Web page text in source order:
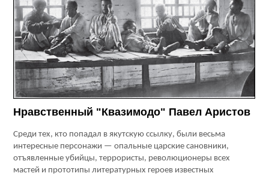
Нравственный "Квазимодо" Павел Аристов
Среди тех, кто попадал в якутскую ссылку, были весьма
интересные персонажи — опальные царские сановники,
отъявленные убийцы, террористы, революционеры всех
мастей и прототипы литературных героев известных